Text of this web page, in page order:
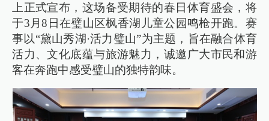
上正式宣布，这场备受期待的春日体育盛会，将
于3月8日在璧山区枫香湖儿童公园鸣枪开跑。赛
事以“黛山秀湖·活力璧山”为主题，旨在融合体育
活力、文化底蕴与旅游魅力，诚邀广大市民和游
客在奔跑中感受璧山的独特韵味。